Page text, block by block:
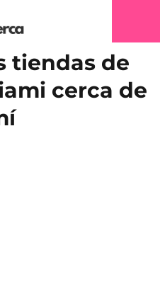
tiendas de
cerca de